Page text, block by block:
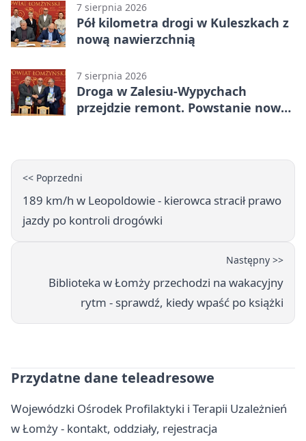
7 sierpnia 2026
Pół kilometra drogi w Kuleszkach z
nową nawierzchnią
7 sierpnia 2026
Droga w Zalesiu-Wypychach
przejdzie remont. Powstanie nowa
<< Poprzedni
189 km/h w Leopoldowie - kierowca stracił prawo
jazdy po kontroli drogówki
Następny >>
Biblioteka w Łomży przechodzi na wakacyjny
rytm - sprawdź, kiedy wpaść po książki
Przydatne dane teleadresowe
Wojewódzki Ośrodek Profilaktyki i Terapii Uzależnień
w Łomży - kontakt, oddziały, rejestracja